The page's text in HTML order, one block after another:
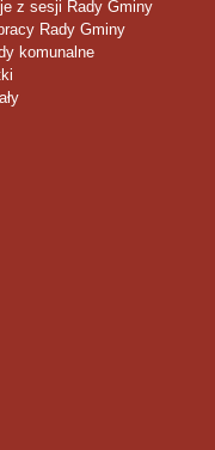
z sesji Rady Gminy
Rady Gminy
komunalne